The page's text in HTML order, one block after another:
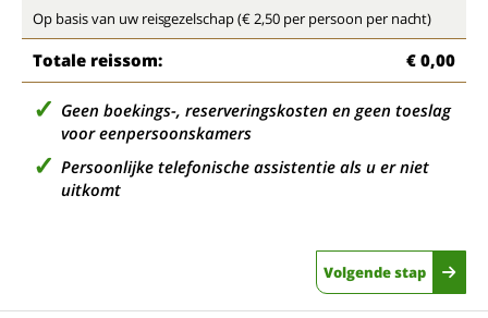
Op basis van uw reisgezelschap (€ 2,50 per persoon per nacht)
Totale reissom: € 0,00
Geen boekings-, reserveringskosten en geen toeslag
voor eenpersoonskamers
Persoonlijke telefonische assistentie als u er niet
uitkomt
Volgende stap